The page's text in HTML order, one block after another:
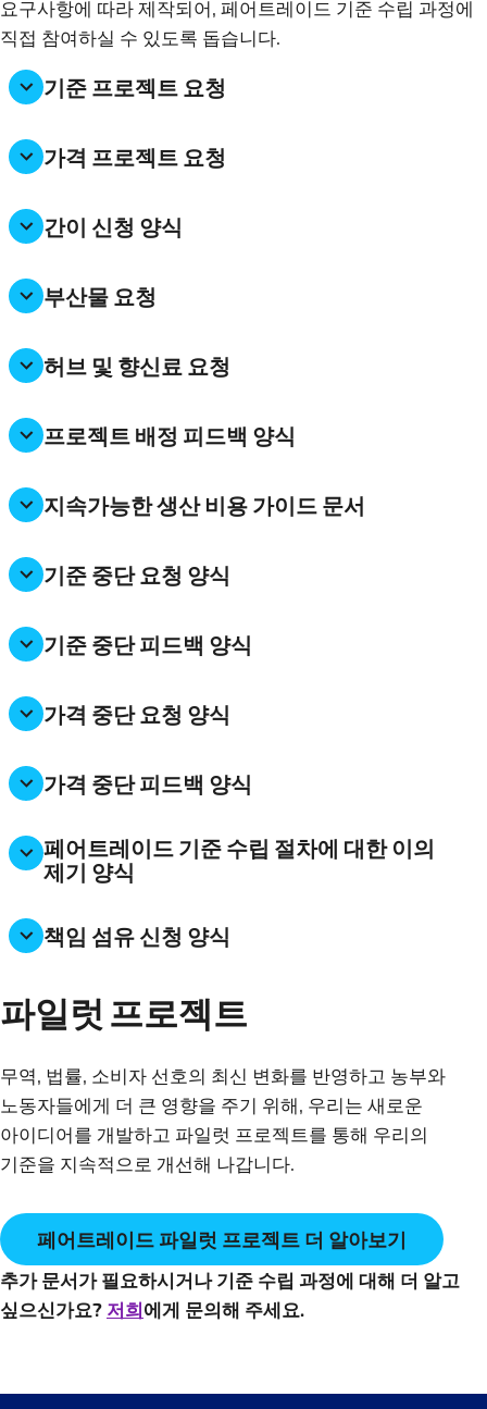
요구사항에 따라 제작되어, 페어트레이드 기준 수립 과정에
직접 참여하실 수 있도록 돕습니다.
기준 프로젝트 요청
가격 프로젝트 요청
간이 신청 양식
부산물 요청
허브 및 향신료 요청
프로젝트 배정 피드백 양식
지속가능한 생산 비용 가이드 문서
기준 중단 요청 양식
기준 중단 피드백 양식
가격 중단 요청 양식
가격 중단 피드백 양식
페어트레이드 기준 수립 절차에 대한 이의
제기 양식
책임 섬유 신청 양식
파일럿 프로젝트
무역, 법률, 소비자 선호의 최신 변화를 반영하고 농부와
노동자들에게 더 큰 영향을 주기 위해, 우리는 새로운
아이디어를 개발하고 파일럿 프로젝트를 통해 우리의
페어트레이드 파일럿 프로젝트 더 알아보기
추가 문서가 필요하시거나 기준 수립 과정에 대해 더 알고
싶으신가요? 저희에게 문의해 주세요.